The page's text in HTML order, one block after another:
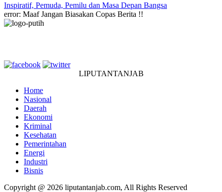
Inspiratif, Pemuda, Pemilu dan Masa Depan Bangsa
error: Maaf Jangan Biasakan Copas Berita !!
LIPUTANTANJAB
Home
Nasional
Daerah
Ekonomi
Kriminal
Kesehatan
Pemerintahan
Energi
Industri
Bisnis
Copyright @ 2026 liputantanjab.com, All Rights Reserved